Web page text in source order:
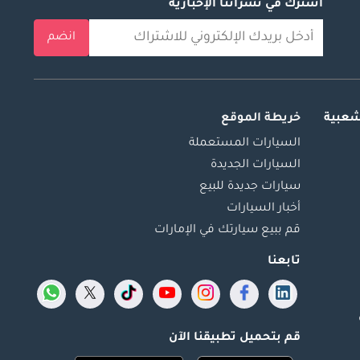
اشترك في نشراتنا الإخبارية
انضم
خريطة الموقع
السيارات المستعملة
السيارات الجديدة
سيارات جديدة للبيع
أخبار السيارات
قم ببيع سيارتك في الإمارات
تابعنا
قم بتحميل تطبيقنا الآن